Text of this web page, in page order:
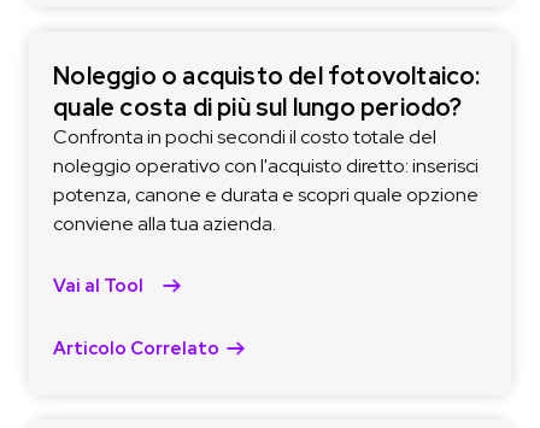
Noleggio o acquisto del fotovoltaico:
quale costa di più sul lungo periodo?
Confronta in pochi secondi il costo totale del
noleggio operativo con l'acquisto diretto: inserisci
potenza, canone e durata e scopri quale opzione
conviene alla tua azienda.
Vai al Tool
Articolo Correlato